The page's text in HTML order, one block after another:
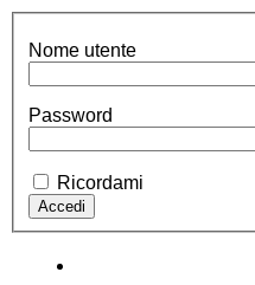
Nome utente
Password
Ricordami